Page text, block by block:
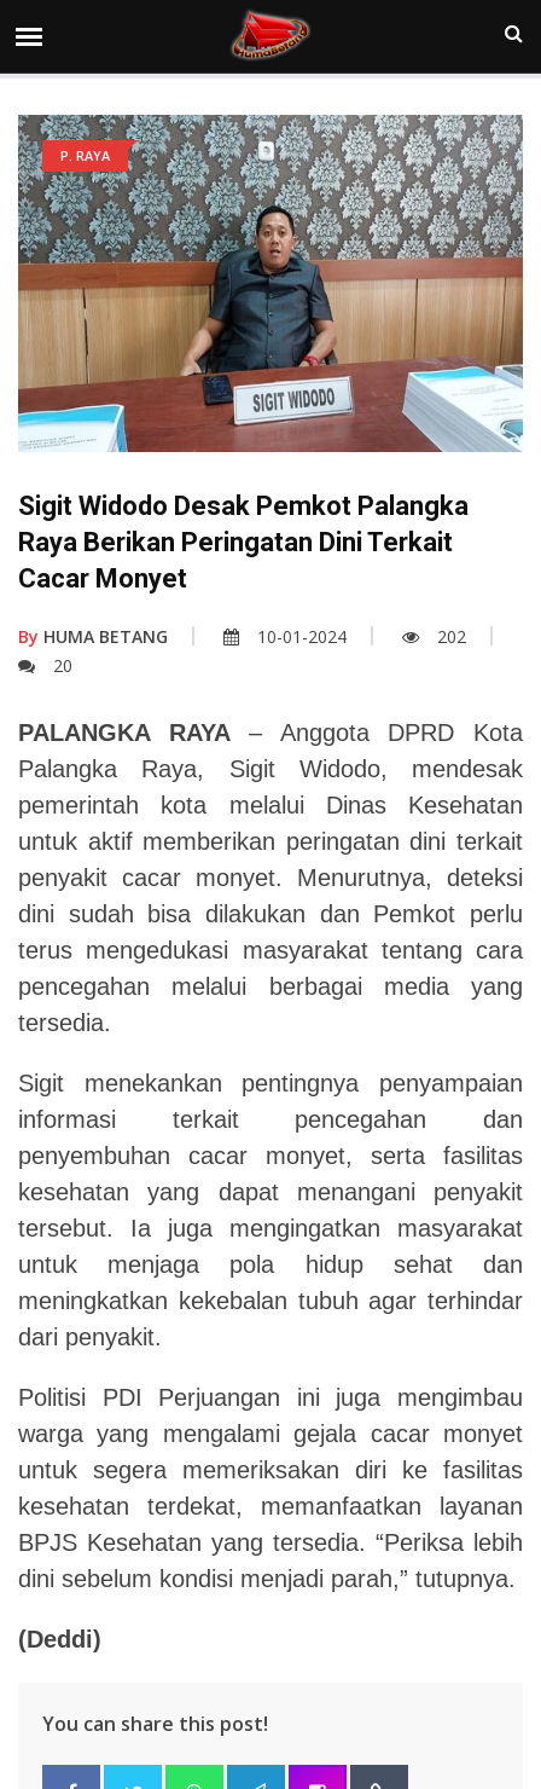
P. RAYA
Sigit Widodo Desak Pemkot Palangka
Raya Berikan Peringatan Dini Terkait
Cacar Monyet
By HUMA BETANG 10-01-2024
202
20
PALANGKA RAYA– Anggota DPRD Kota
Palangka Raya, Sigit Widodo, mendesak
pemerintah kota melalui Dinas Kesehatan
untuk aktif memberikan peringatan dini terkait
penyakit cacar monyet. Menurutnya, deteksi
dini sudah bisa dilakukan dan Pemkot perlu
terus mengedukasi masyarakat tentang cara
pencegahan melalui berbagai media yang
tersedia.
Sigit menekankan pentingnya penyampaian
informasi terkait pencegahan dan
penyembuhan cacar monyet, serta fasilitas
kesehatan yang dapat menangani penyakit
tersebut. Ia juga mengingatkan masyarakat
untuk menjaga pola hidup sehat dan
meningkatkan kekebalan tubuh agar terhindar
dari penyakit.
Politisi PDI Perjuangan ini juga mengimbau
warga yang mengalami gejala cacar monyet
untuk segera memeriksakan diri ke fasilitas
kesehatan terdekat, memanfaatkan layanan
BPJS Kesehatan yang tersedia. “Periksa lebih
dini sebelum kondisi menjadi parah,” tutupnya.
(Deddi)
You can share this post!